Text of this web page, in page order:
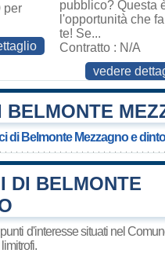
per
pubblico? Questa
l'opportunità che
te! Se...
Contratto : N/A
vedere
BELMONTE
di Belmonte Mezzagno e
DI BELMONTE
d'interesse situati nel